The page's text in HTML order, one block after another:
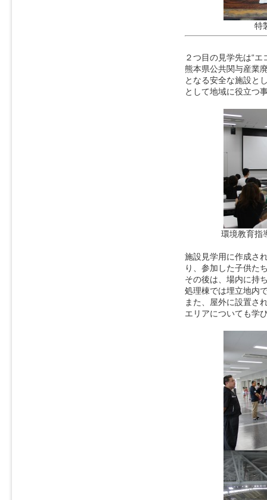
特
２つ目の見学先は“エ
熊本県公共関与産業
となる安全な施設と
として地域に役立つ
環境教育指
施設見学用に作成さ
り、参加した子供た
その後は、場内に持
処理棟では埋立地内
また、屋外に設置さ
エリアについても学